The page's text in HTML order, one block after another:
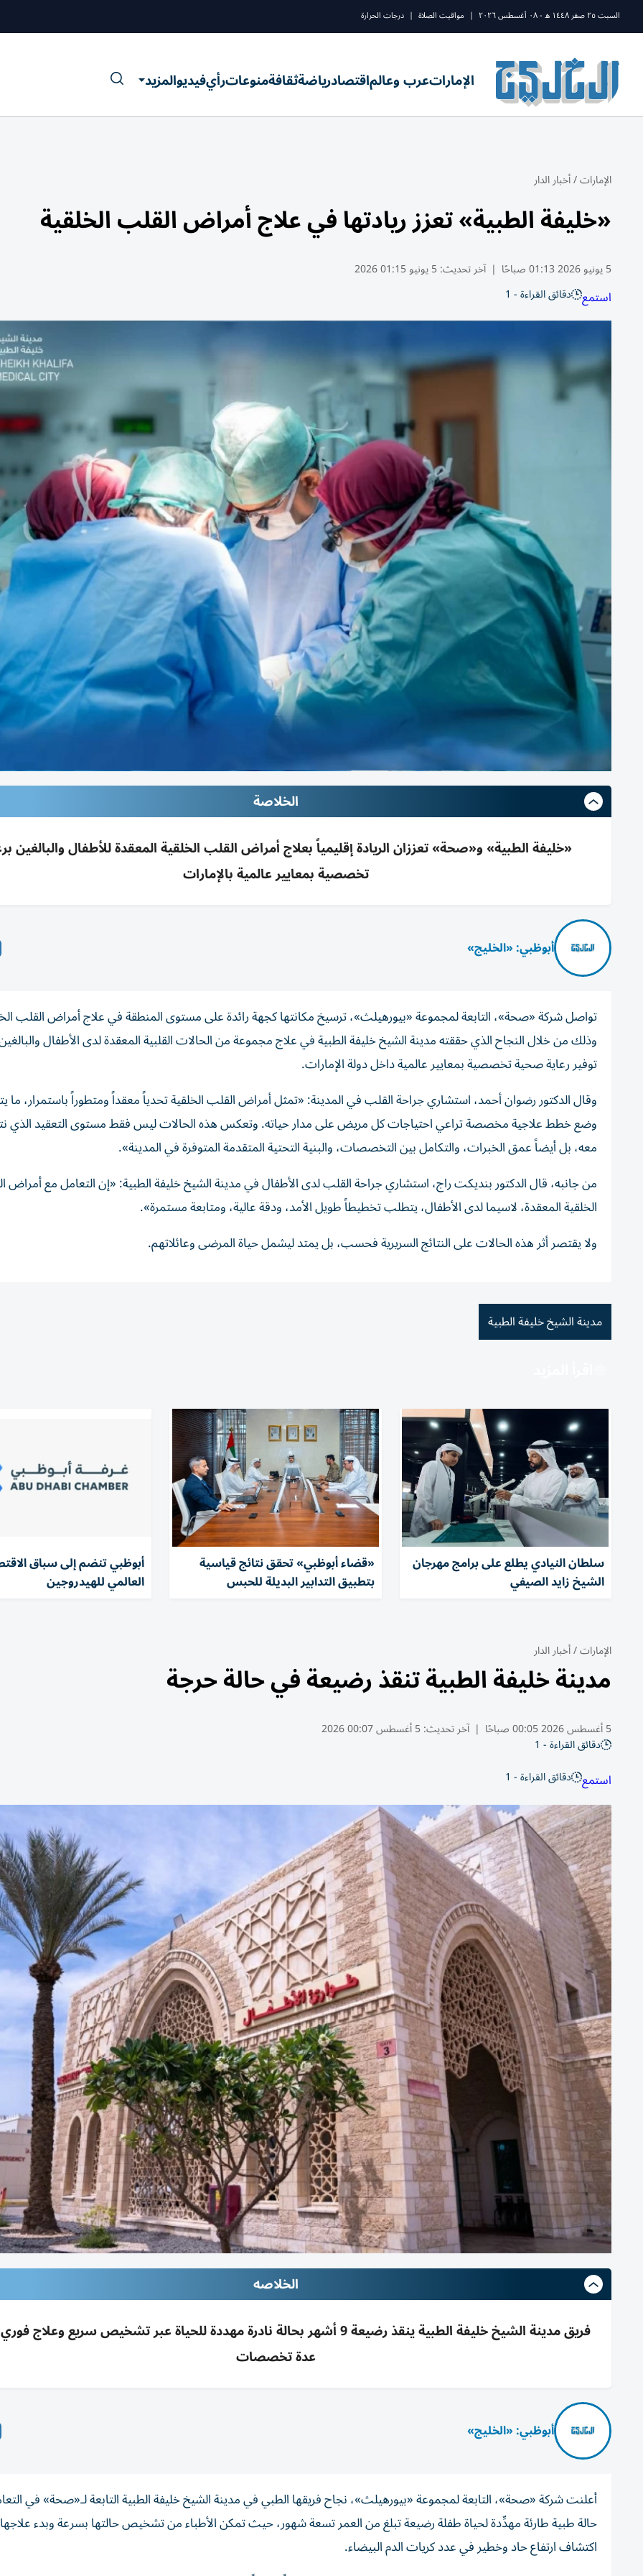
السبت ٢٥ صفر ١٤٤٨ ه - ٠٨ أغسطس ٢٠٢٦ | مواقيت الصلاة | درجات الحرارة
الإماراتعرب وعالماقتصادرياضةثقافةمنوعاترأيفيديوالمزيد
الإمارات/أخبار الدار
«خليفة الطبية» تعزز ريادتها في علاج أمراض القلب الخلقية
5 يونيو 2026 01:13 صباحًا | آخر تحديث:5 يونيو 01:15 2026
استمع دقائق القراءة - 1
الخلاصة
«خليفة الطبية» و«صحة» تعززان الريادة إقليمياً بعلاج أمراض القلب الخلقية المعقدة للأطفال والبالغين
تخصصية بمعايير عالمية بالإمارات
أبوظبي: «الخليج»
تواصل شركة «صحة»، التابعة لمجموعة «بيورهيلث»، ترسيخ مكانتها كجهة رائدة على مستوى المنطقة في علاج أمراض القلب
وذلك من خلال النجاح الذي حققته مدينة الشيخ خليفة الطبية في علاج مجموعة من الحالات القلبية المعقدة لدى الأطفال
توفير رعاية صحية تخصصية بمعايير عالمية داخل دولة الإمارات.
وقال الدكتور رضوان أحمد، استشاري جراحة القلب في المدينة: «تمثل أمراض القلب الخلقية تحدياً معقداً ومتطوراً باستمرار،
وضع خطط علاجية مخصصة تراعي احتياجات كل مريض على مدار حياته. وتعكس هذه الحالات ليس فقط مستوى التعقيد الذي
معه، بل أيضاً عمق الخبرات، والتكامل بين التخصصات، والبنية التحتية المتقدمة المتوفرة في المدينة».
من جانبه، قال الدكتور بنديكت راج، استشاري جراحة القلب لدى الأطفال في مدينة الشيخ خليفة الطبية: «إن التعامل مع أمراض
الخلقية المعقدة، لاسيما لدى الأطفال، يتطلب تخطيطاً طويل الأمد، ودقة عالية، ومتابعة مستمرة».
ولا يقتصر أثر هذه الحالات على النتائج السريرية فحسب، بل يمتد ليشمل حياة المرضى وعائلاتهم.
مدينة الشيخ خليفة الطبية
سلطان النيادي يطلع على برامج مهرجان
الشيخ زايد الصيفي
«قضاء أبوظبي» تحقق نتائج قياسية
بتطبيق التدابير البديلة للحبس
أبوظبي تنضم إلى سباق
العالمي للهيدروجين
الإمارات/أخبار الدار
مدينة خليفة الطبية تنقذ رضيعة في حالة حرجة
5 أغسطس 2026 00:05 صباحًا | آخر تحديث:5 أغسطس 00:07 2026
دقائق القراءة - 1
استمع دقائق القراءة - 1
الخلاصه
فريق مدينة الشيخ خليفة الطبية ينقذ رضيعة 9 أشهر بحالة نادرة مهددة للحياة عبر تشخيص سريع
عدة تخصصات
أبوظبي: «الخليج»
أعلنت شركة «صحة»، التابعة لمجموعة «بيورهيلث»، نجاح فريقها الطبي في مدينة الشيخ خليفة الطبية التابعة لـ«صحة» في
حالة طبية طارئة مهدِّدة لحياة طفلة رضيعة تبلغ من العمر تسعة شهور، حيث تمكن الأطباء من تشخيص حالتها بسرعة وبدء
اكتشاف ارتفاع حاد وخطير في عدد كريات الدم البيضاء.